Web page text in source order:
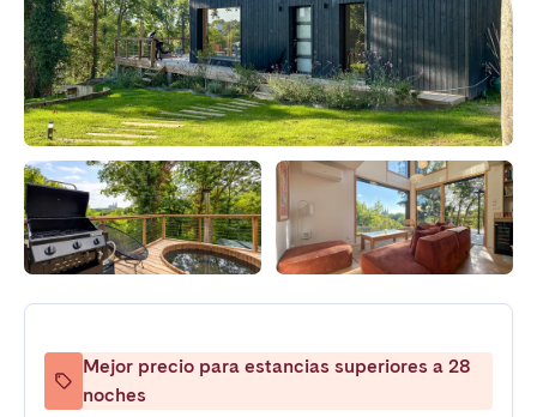
Mejor precio para estancias superiores a 28
noches